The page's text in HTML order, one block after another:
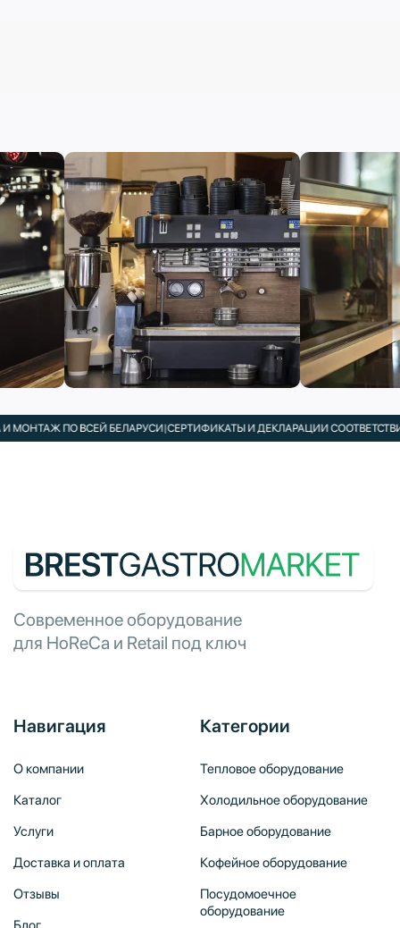
ПО ВСЕЙ БЕЛАРУСИ|СЕРТИФИКАТЫ И ДЕКЛАРАЦИИ СООТВЕТСТВИЯ В
Современное оборудование
для HoReCa и Retail под ключ
Навигация
О компании
Каталог
Услуги
Доставка и оплата
Отзывы
Категории
Тепловое оборудование
Холодильное оборудование
Барное оборудование
Кофейное оборудование
Посудомоечное
оборудование